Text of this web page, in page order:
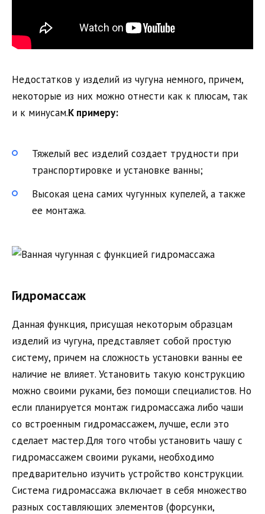
Недостатков у изделий из чугуна немного, причем,
некоторые из них можно отнести как к плюсам, так
и к минусам.К примеру:
Тяжелый вес изделий создает трудности при
транспортировке и установке ванны;
Высокая цена самих чугунных купелей, а также
ее монтажа.
Гидромассаж
Данная функция, присущая некоторым образцам
изделий из чугуна, представляет собой простую
систему, причем на сложность установки ванны ее
наличие не влияет. Установить такую конструкцию
можно своими руками, без помощи специалистов. Но
если планируется монтаж гидромассажа либо чаши
со встроенным гидромассажем, лучше, если это
сделает мастер.Для того чтобы установить чашу с
гидромассажем своими руками, необходимо
предварительно изучить устройство конструкции.
Система гидромассажа включает в себя множество
разных составляющих элементов (форсунки,